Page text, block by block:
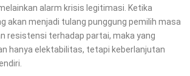
alarm krisis legitimasi. Ketika
akan menjadi tulang punggung pemilih masa
resistensi terhadap partai, maka yang
hanya elektabilitas, tetapi keberlanjutan